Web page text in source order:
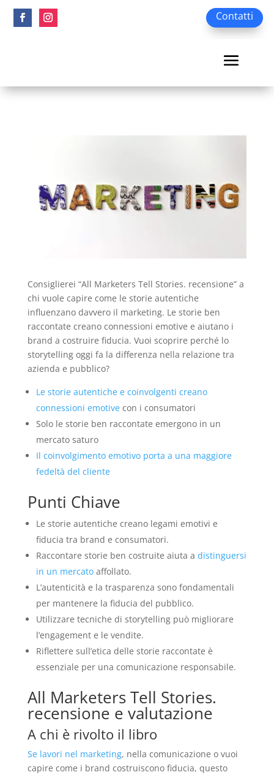
Contatti
Consiglierei “All Marketers Tell Stories. recensione” a
chi vuole capire come le storie autentiche
influenzano davvero il marketing. Le storie ben
raccontate creano connessioni emotive e aiutano i
brand a costruire fiducia. Vuoi scoprire perché lo
storytelling oggi fa la differenza nella relazione tra
azienda e pubblico?
Le storie autentiche e coinvolgenti creano
connessioni emotivecon i consumatori
Solo le storie ben raccontate emergono in un
mercato saturo
Il coinvolgimento emotivo porta a una maggiore
fedeltà del cliente
Punti Chiave
Le storie autentiche creano legami emotivi e
fiducia tra brand e consumatori.
Raccontare storie ben costruite aiuta a distinguersi
in un mercatoaffollato.
L’autenticità e la trasparenza sono fondamentali
per mantenere la fiducia del pubblico.
Utilizzare tecniche di storytelling può migliorare
l’engagement e le vendite.
Riflettere sull’etica delle storie raccontate è
essenziale per una comunicazione responsabile.
All Marketers Tell Stories.
recensione e valutazione
A chi è rivolto il libro
Se lavori nel marketing, nella comunicazione o vuoi
capire come i brand costruiscono fiducia, questo